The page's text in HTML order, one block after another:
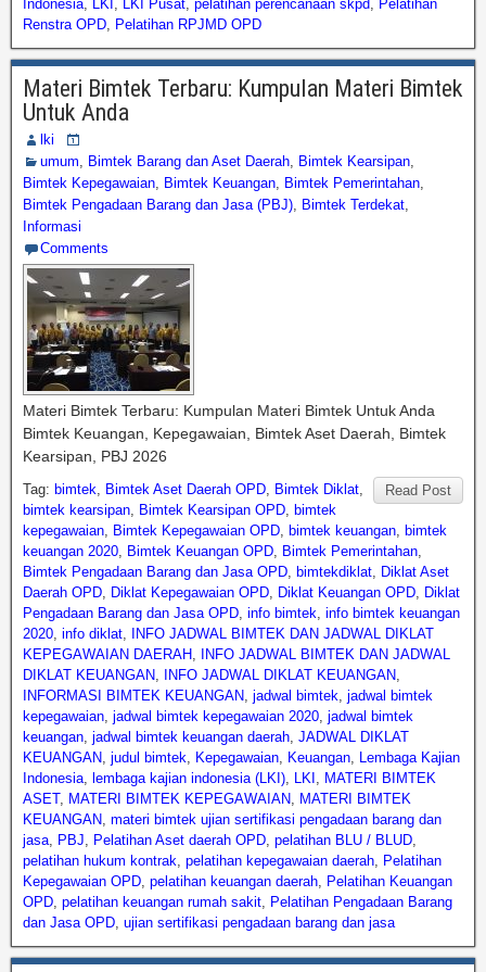
Indonesia, LKI , LKI Pusat, pelatihan perencanaan skpd, Pelatihan
Renstra OPD, Pelatihan RPJMD OPD
Materi Bimtek Terbaru: Kumpulan Materi Bimtek
Untuk Anda
lki
umum, Bimtek Barang dan Aset Daerah, Bimtek Kearsipan,
Bimtek Kepegawaian, Bimtek Keuangan, Bimtek Pemerintahan,
Bimtek Pengadaan Barang dan Jasa (PBJ), Bimtek Terdekat,
Informasi
Comments
Materi Bimtek Terbaru: Kumpulan Materi Bimtek Untuk Anda
Bimtek Keuangan, Kepegawaian, Bimtek Aset Daerah, Bimtek
Kearsipan, PBJ 2026
Read Post
Tag: bimtek, Bimtek Aset Daerah OPD, Bimtek Diklat,
bimtek kearsipan, Bimtek Kearsipan OPD, bimtek
kepegawaian, Bimtek Kepegawaian OPD, bimtek keuangan, bimtek
keuangan 2020, Bimtek Keuangan OPD, Bimtek Pemerintahan,
Bimtek Pengadaan Barang dan Jasa OPD, bimtekdiklat, Diklat Aset
Daerah OPD, Diklat Kepegawaian OPD, Diklat Keuangan OPD, Diklat
Pengadaan Barang dan Jasa OPD, info bimtek, info bimtek keuangan
2020, info diklat,
INFO JADWAL BIMTEK DAN JADWAL DIKLAT
KEPEGAWAIAN DAERAH,
INFO JADWAL BIMTEK DAN JADWAL
DIKLAT KEUANGAN, INFO JADWAL DIKLAT KEUANGAN,
INFORMASI BIMTEK KEUANGAN, jadwal bimtek, jadwal bimtek
kepegawaian, jadwal bimtek kepegawaian 2020, jadwal bimtek
keuangan, jadwal bimtek keuangan daerah, JADWAL DIKLAT
KEUANGAN, judul bimtek, Kepegawaian, Keuangan, Lembaga Kajian
Indonesia, lembaga kajian indonesia (LKI), LKI , MATERI BIMTEK
ASET, MATERI BIMTEK KEPEGAWAIAN, MATERI BIMTEK
KEUANGAN, materi bimtek ujian sertifikasi pengadaan barang dan
jasa, PBJ, Pelatihan Aset daerah OPD, pelatihan BLU / BLUD,
pelatihan hukum kontrak, pelatihan kepegawaian daerah, Pelatihan
Kepegawaian OPD, pelatihan keuangan daerah, Pelatihan Keuangan
OPD, pelatihan keuangan rumah sakit, Pelatihan Pengadaan Barang
dan Jasa OPD, ujian sertifikasi pengadaan barang dan jasa